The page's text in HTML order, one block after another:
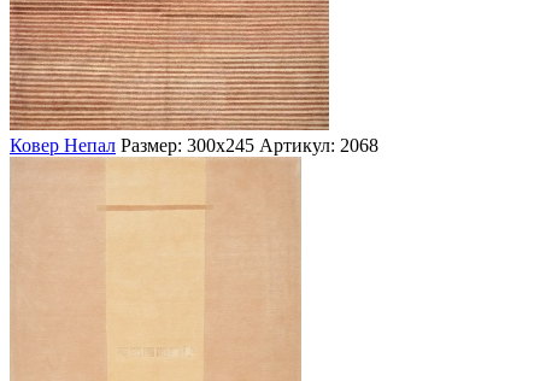
Ковер Непал Размер: 300х245 Артикул: 2068